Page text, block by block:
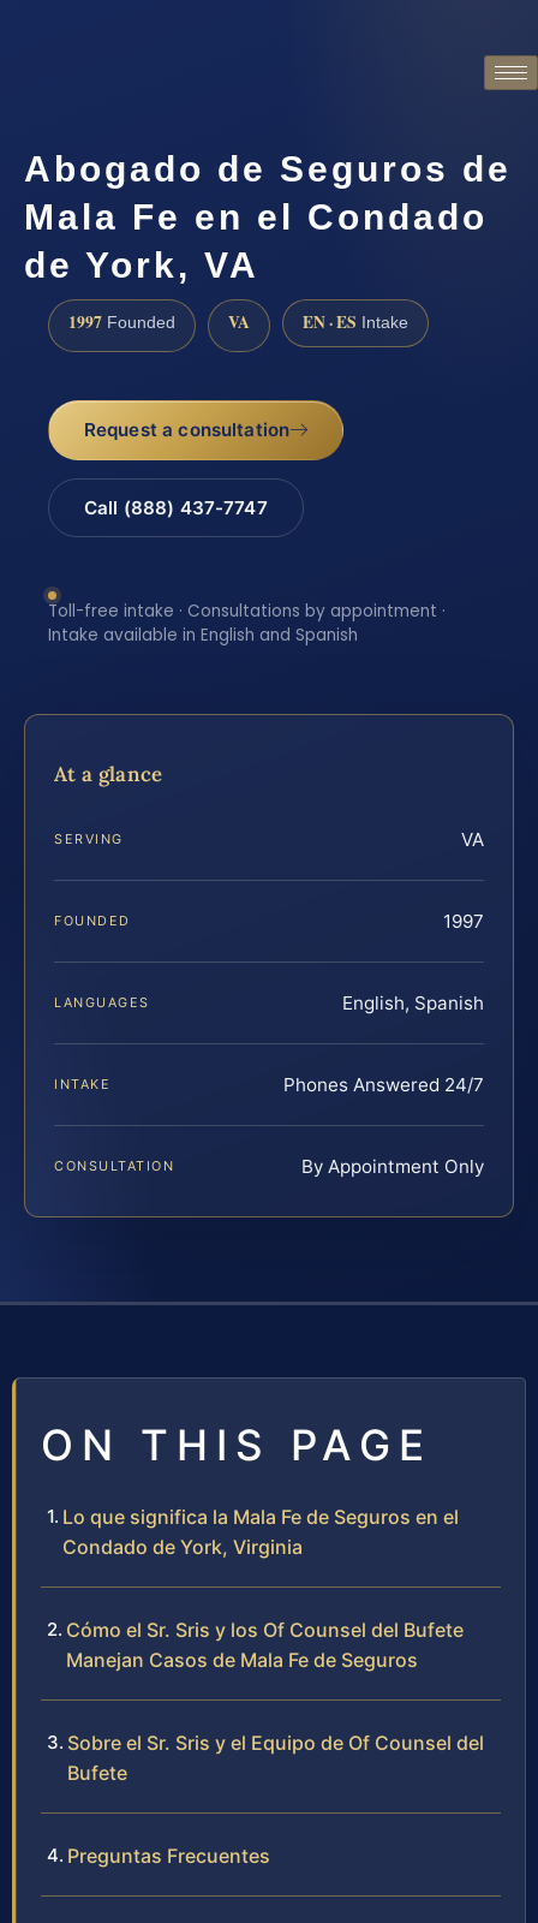
Abogado de Seguros de
Mala Fe en el Condado
de York, VA
1997 Founded VA EN · ES Intake
Request a consultation
Call (888) 437-7747
Toll-free intake · Consultations by appointment ·
Intake available in English and Spanish
At a glance
SERVING VA
FOUNDED 1997
LANGUAGES English, Spanish
INTAKE Phones Answered 24/7
CONSULTATION By Appointment Only
ON THIS PAGE
Lo que significa la Mala Fe de Seguros en el
Condado de York, Virginia
Cómo el Sr. Sris y los Of Counsel del Bufete
Manejan Casos de Mala Fe de Seguros
Sobre el Sr. Sris y el Equipo de Of Counsel del
Bufete
Preguntas Frecuentes